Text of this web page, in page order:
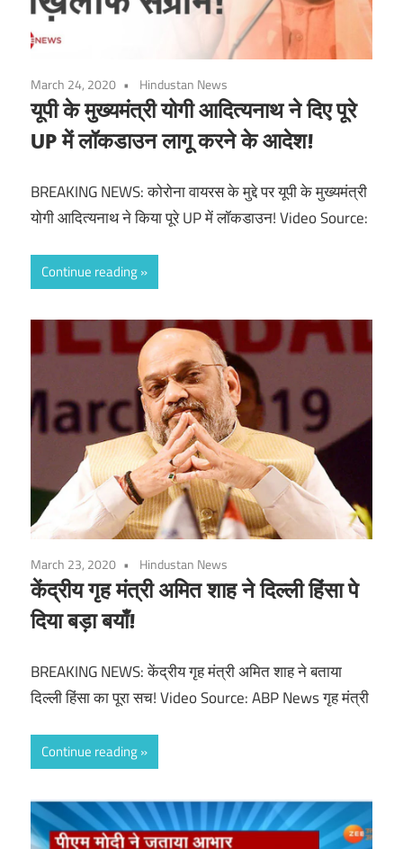
March 24, 2020 Hindustan News
यूपी के मुख्‍यमंत्री योगी आदित्‍यनाथ ने दिए पूरे
UP में लॉकडाउन लागू करने के आदेश!
BREAKING NEWS: कोरोना वायरस के मुद्दे पर यूपी के मुख्‍यमंत्री
योगी आदित्‍यनाथ ने किया पूरे UP में लॉकडाउन! Video Source:
Continue reading
March 23, 2020 Hindustan News
केंद्रीय गृह मंत्री अमित शाह ने दिल्ली हिंसा पे
दिया बड़ा बयाँ!
BREAKING NEWS: केंद्रीय गृह मंत्री अमित शाह ने बताया
दिल्ली हिंसा का पूरा सच! Video Source: ABP News गृह मंत्री
Continue reading